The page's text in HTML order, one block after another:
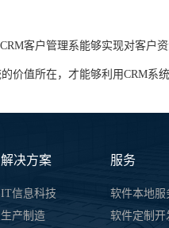
客户管理系能够实现对客户
价值所在，才能够利用CRM系
解决方案
IT信息科技
生产制造
服务
软件本地服
软件定制开